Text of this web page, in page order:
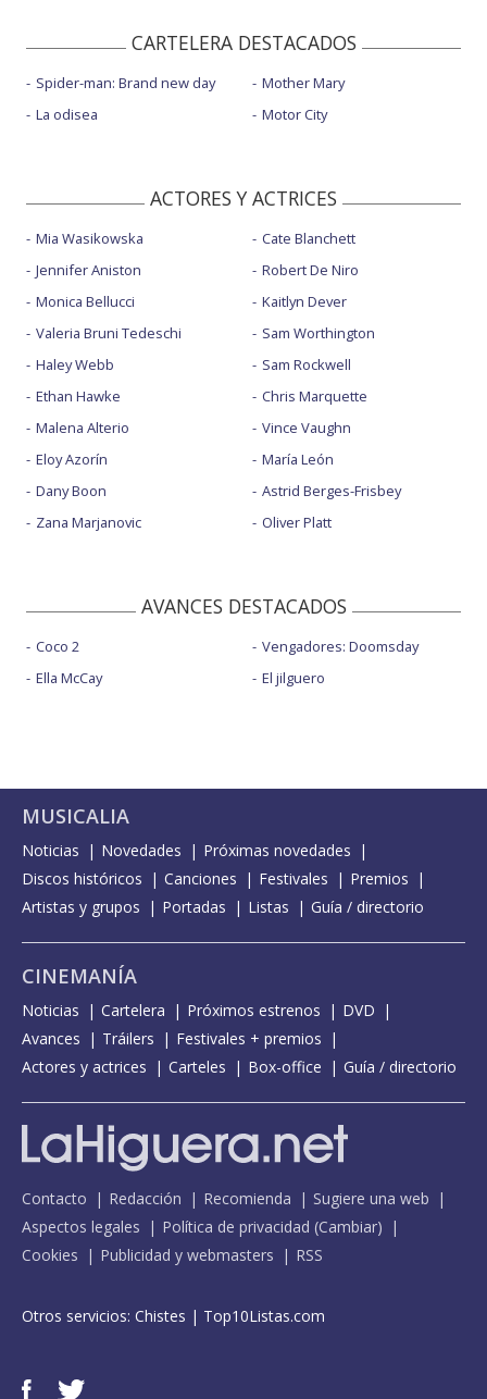
CARTELERA DESTACADOS
Spider-man: Brand new day
La odisea
Mother Mary
Motor City
ACTORES Y ACTRICES
Mia Wasikowska
Jennifer Aniston
Monica Bellucci
Valeria Bruni Tedeschi
Haley Webb
Ethan Hawke
Malena Alterio
Eloy Azorín
Dany Boon
Zana Marjanovic
Cate Blanchett
Robert De Niro
Kaitlyn Dever
Sam Worthington
Sam Rockwell
Chris Marquette
Vince Vaughn
María León
Astrid Berges-Frisbey
Oliver Platt
AVANCES DESTACADOS
Coco 2
Ella McCay
Vengadores: Doomsday
El jilguero
MUSICALIA
Noticias Novedades
Próximas novedades
Discos históricos
Canciones Festivales
Premios
Artistas y grupos
Portadas Listas Guía / directorio
CINEMANÍA
Noticias Cartelera Próximos estrenos
DVD
Avances
Tráilers
Festivales + premios
Actores y actrices
Carteles Box-office Guía / directorio
Contacto Redacción Recomienda
Sugiere una web
Aspectos legales
Política de privacidad (Cambiar)
Cookies
Publicidad y webmasters RSS
Otros servicios: Chistes | Top10Listas.com